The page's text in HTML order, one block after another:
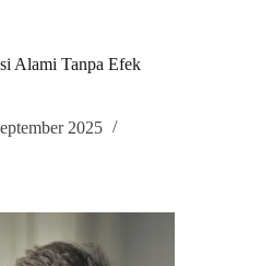
Alami Tanpa Efek
2025